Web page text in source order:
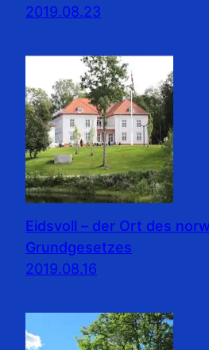
2019.08.23
Eidsvoll – der Ort des
Grundgesetzes
2019.08.16